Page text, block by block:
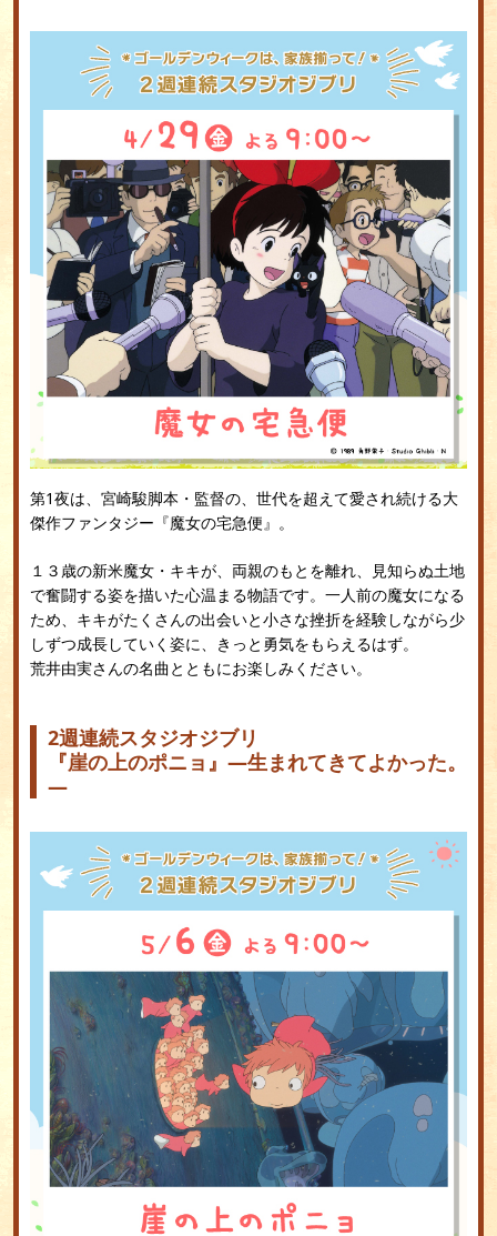
第1夜は、宮崎駿脚本・監督の、世代を超えて愛され続ける大
傑作ファンタジー『魔女の宅急便』。
１３歳の新米魔女・キキが、両親のもとを離れ、見知らぬ土地
で奮闘する姿を描いた心温まる物語です。一人前の魔女になる
ため、キキがたくさんの出会いと小さな挫折を経験しながら少
しずつ成長していく姿に、きっと勇気をもらえるはず。
荒井由実さんの名曲とともにお楽しみください。
2週連続スタジオジブリ
『崖の上のポニョ』―生まれてきてよかった。
―